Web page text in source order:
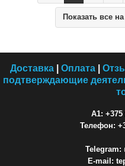
Показать все
Доставка Оплата
подтверждающие
A1: +375
Телефон:
Telegram:
E-mail: